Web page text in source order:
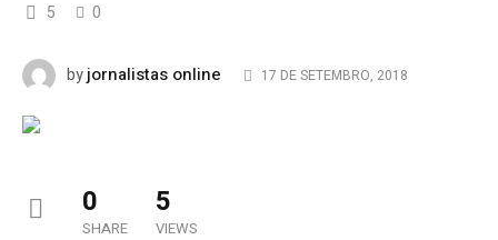
5 0
byjornalistas online 17 DE SETEMBRO, 2018
0
SHARE
5
VIEWS